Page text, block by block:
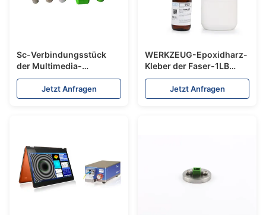
Sc-Verbindungsstück
der Multimedia-
Multimodefaser-
Verbindungskabel-
Verbindungsstück-APC
Jetzt Anfragen
WERKZEUG-Epoxidharz-
Kleber der Faser-1LB
Optikpolierfür
Verbindungskabel-
Produktion
Jetzt Anfragen